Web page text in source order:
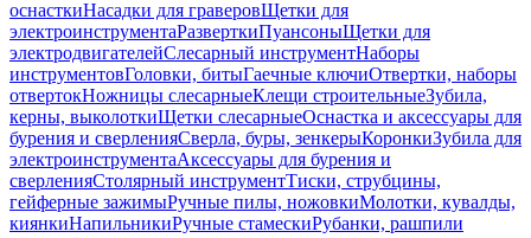
оснасткиНасадки для граверовЩетки для
электроинструментаРазверткиПуансоныЩетки для
электродвигателейСлесарный инструментНаборы
инструментовГоловки, битыГаечные ключиОтвертки, наборы
отвертокНожницы слесарныеКлещи строительныеЗубила,
керны, выколоткиЩетки слесарныеОснастка и аксессуары для
бурения и сверленияСверла, буры, зенкерыКоронкиЗубила для
электроинструментаАксессуары для бурения и
сверленияСтолярный инструментТиски, струбцины,
гейферные зажимыРучные пилы, ножовкиМолотки, кувалды,
киянкиНапильникиРучные стамескиРубанки, рашпили